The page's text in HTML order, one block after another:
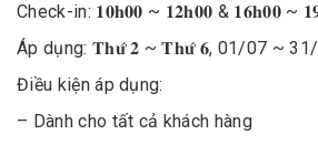
Check-in: 𝟏𝟎𝐡𝟎𝟎 ~ 𝟏𝟐𝐡𝟎𝟎 & 𝟏𝟔𝐡𝟎𝟎 ~
Áp dụng: 𝐓𝐡𝐮̛́ 𝟐 ~ 𝐓𝐡𝐮̛́ 𝟔, 01/07 ~
Điều kiện áp dụng:
– Dành cho tất cả khách hàng